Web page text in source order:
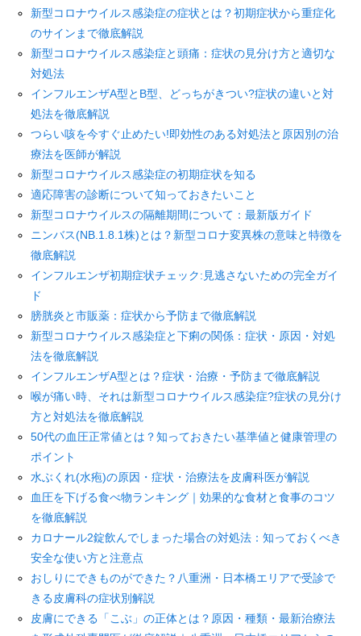
新型コロナウイルス感染症の症状とは？初期症状から重症化
のサインまで徹底解説
新型コロナウイルス感染症と頭痛：症状の見分け方と適切な
対処法
インフルエンザA型とB型、どっちがきつい?症状の違いと対
処法を徹底解説
つらい咳を今すぐ止めたい!即効性のある対処法と原因別の治
療法を医師が解説
新型コロナウイルス感染症の初期症状を知る
適応障害の診断について知っておきたいこと
新型コロナウイルスの隔離期間について：最新版ガイド
ニンバス(NB.1.8.1株)とは？新型コロナ変異株の意味と特徴を
徹底解説
インフルエンザ初期症状チェック:見逃さないための完全ガイ
ド
膀胱炎と市販薬：症状から予防まで徹底解説
新型コロナウイルス感染症と下痢の関係：症状・原因・対処
法を徹底解説
インフルエンザA型とは？症状・治療・予防まで徹底解説
喉が痛い時、それは新型コロナウイルス感染症?症状の見分け
方と対処法を徹底解説
50代の血圧正常値とは？知っておきたい基準値と健康管理の
ポイント
水ぶくれ(水疱)の原因・症状・治療法を皮膚科医が解説
血圧を下げる食べ物ランキング｜効果的な食材と食事のコツ
を徹底解説
カロナール2錠飲んでしまった場合の対処法：知っておくべき
安全な使い方と注意点
おしりにできものができた？八重洲・日本橋エリアで受診で
きる皮膚科の症状別解説
皮膚にできる「こぶ」の正体とは？原因・種類・最新治療法